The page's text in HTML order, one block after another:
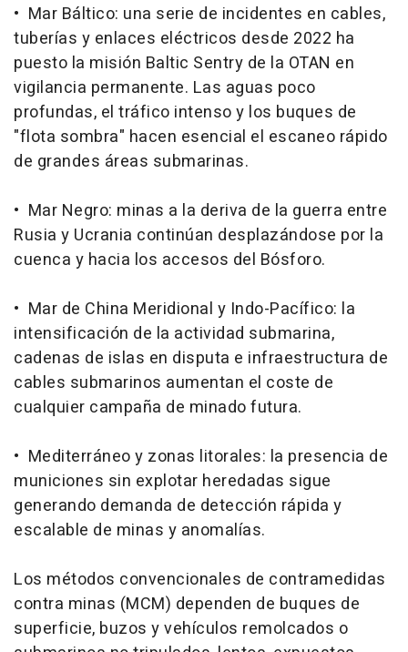
• Mar Báltico: una serie de incidentes en cables,
tuberías y enlaces eléctricos desde 2022 ha
puesto la misión Baltic Sentry de la OTAN en
vigilancia permanente. Las aguas poco
profundas, el tráfico intenso y los buques de
"flota sombra" hacen esencial el escaneo rápido
de grandes áreas submarinas.
• Mar Negro: minas a la deriva de la guerra entre
Rusia y Ucrania continúan desplazándose por la
cuenca y hacia los accesos del Bósforo.
• Mar de China Meridional y Indo-Pacífico: la
intensificación de la actividad submarina,
cadenas de islas en disputa e infraestructura de
cables submarinos aumentan el coste de
cualquier campaña de minado futura.
• Mediterráneo y zonas litorales: la presencia de
municiones sin explotar heredadas sigue
generando demanda de detección rápida y
escalable de minas y anomalías.
Los métodos convencionales de contramedidas
contra minas (MCM) dependen de buques de
superficie, buzos y vehículos remolcados o